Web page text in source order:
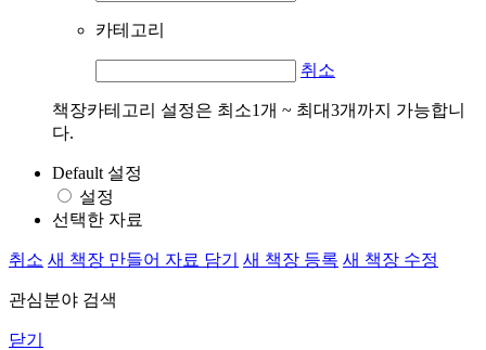
카테고리
취소
책장카테고리 설정은 최소1개 ~ 최대3개까지 가능합니
다.
Default 설정
설정
선택한 자료
취소 새 책장 만들어 자료 담기 새 책장 등록 새 책장 수정
관심분야 검색
닫기